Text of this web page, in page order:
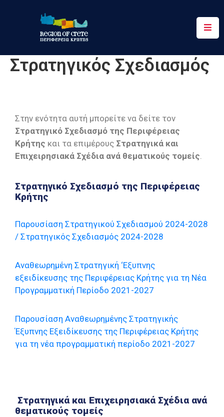
Περιφέρεια
Ενημέρωση
Δράσεις
Ψηφιακές
Υπηρεσίες
Στρατηγικός Σχεδιασμός
Στην ενότητα αυτή μπορείτε να δείτε τον
Στρατηγικό Σχεδιασμό της Περιφέρειας
Κρήτης και τα επιμέρους Στρατηγικά και
Επιχειρησιακά Σχέδια ανά θεματικούς τομείς.
Στρατηγικό Σχεδιασμό της Περιφέρειας
Κρήτης
Παρουσίαση Στρατηγικού Σχεδιασμού 2024-2028
/ Στρατηγικός Σχεδιασμός 2024-2028
Αναθεωρημένη Στρατηγική ‘Εξυπνης
εξειδίκευσης της Περιφέρειας Κρήτης για τη Νέα
Προγραμματική Περίοδο 2021-2027
Παρουσίαση Αναθεωρημένης Στρατηγικής
Έξυπνης Εξειδίκευσης της Περιφέρειας Κρήτης
για τη νέα προγραμματική περίοδο 2021-2027
Στρατηγικά και Επιχειρησιακά Σχέδια ανά
θεματικούς τομείς